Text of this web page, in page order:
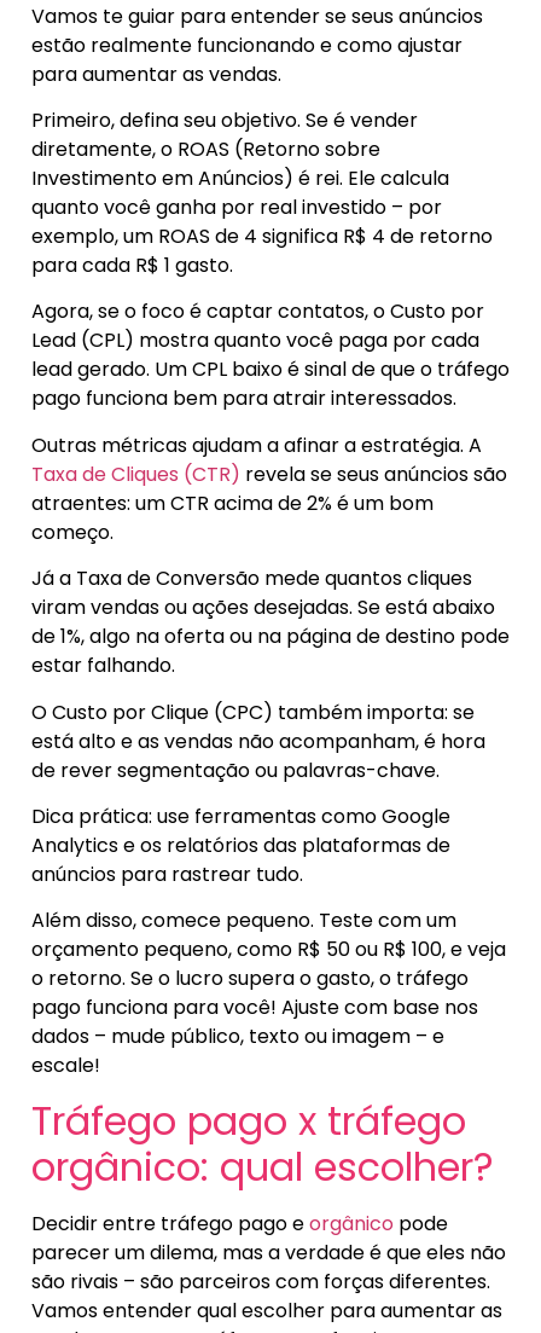
Vamos te guiar para entender se seus anúncios
estão realmente funcionando e como ajustar
para aumentar as vendas.
Primeiro, defina seu objetivo. Se é vender
diretamente, o ROAS (Retorno sobre
Investimento em Anúncios) é rei. Ele calcula
quanto você ganha por real investido – por
exemplo, um ROAS de 4 significa R$ 4 de retorno
para cada R$ 1 gasto.
Agora, se o foco é captar contatos, o Custo por
Lead (CPL) mostra quanto você paga por cada
lead gerado. Um CPL baixo é sinal de que o tráfego
pago funciona bem para atrair interessados.
Outras métricas ajudam a afinar a estratégia. A
Taxa de Cliques (CTR) revela se seus anúncios são
atraentes: um CTR acima de 2% é um bom
começo.
Já a Taxa de Conversão mede quantos cliques
viram vendas ou ações desejadas. Se está abaixo
de 1%, algo na oferta ou na página de destino pode
estar falhando.
O Custo por Clique (CPC) também importa: se
está alto e as vendas não acompanham, é hora
de rever segmentação ou palavras-chave.
Dica prática: use ferramentas como Google
Analytics e os relatórios das plataformas de
anúncios para rastrear tudo.
Além disso, comece pequeno. Teste com um
orçamento pequeno, como R$ 50 ou R$ 100, e veja
o retorno. Se o lucro supera o gasto, o tráfego
pago funciona para você! Ajuste com base nos
dados – mude público, texto ou imagem – e
escale!
Tráfego pago x tráfego
orgânico: qual escolher?
Decidir entre tráfego pago eorgânico pode
parecer um dilema, mas a verdade é que eles não
são rivais – são parceiros com forças diferentes.
Vamos entender qual escolher para aumentar as